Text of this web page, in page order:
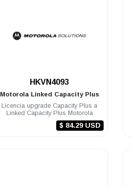
HKVN4093
Motorola Linked Capacity Plus
Licencia upgrade Capacity Plus a
Linked Capacity Plus Motorola
$ 84.29 USD